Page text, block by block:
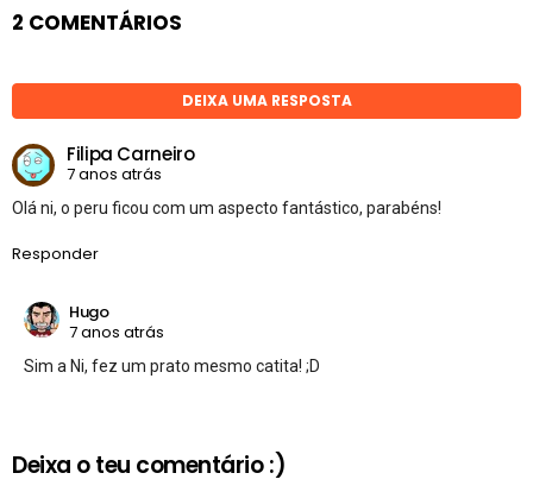
2 COMENTÁRIOS
DEIXA UMA RESPOSTA
Filipa Carneiro
7 anos atrás
Olá ni, o peru ficou com um aspecto fantástico, parabéns!
Responder
Hugo
7 anos atrás
Sim a Ni, fez um prato mesmo catita! ;D
Deixa o teu comentário :)